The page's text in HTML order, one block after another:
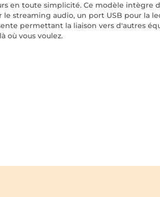
en toute simplicité. Ce modèle intègre
streaming audio, un port USB pour la
permettant la liaison vers d'autres
où vous voulez.